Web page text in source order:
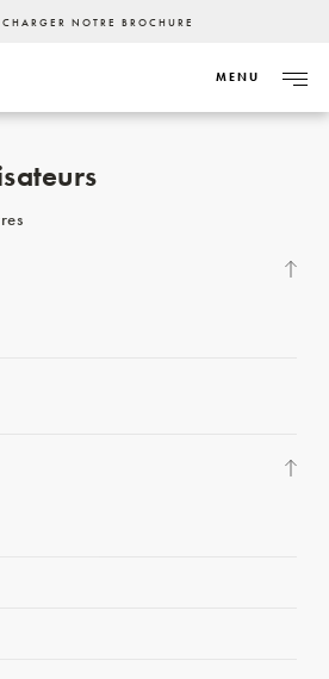
NOTRE BROCHURE
MENU